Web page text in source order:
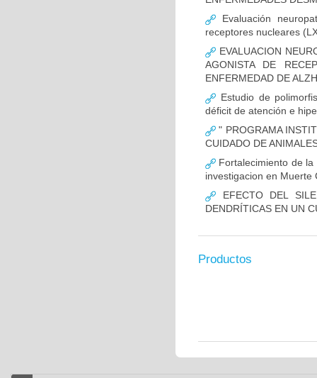
Evaluación
receptores nucleares
EVALUACION
AGONISTA DE
ENFERMEDAD DE
Estudio de
déficit de atención e
" PROGRAMA
CUIDADO DE
Fortalecimiento de la
investigacion en Muerte
EFECTO DEL
DENDRÍTICAS EN UN
Productos